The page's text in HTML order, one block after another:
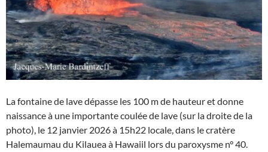
La fontaine de lave dépasse les 100 m de hauteur et donne
naissance à une importante coulée de lave (sur la droite de la
photo), le 12 janvier 2026 à 15h22 locale, dans le cratère
Halemaumau du Kilauea à Hawaiil lors du paroxysme n° 40.